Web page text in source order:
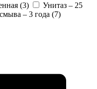
(3)
Унитаз – 25
– 3 года (7)